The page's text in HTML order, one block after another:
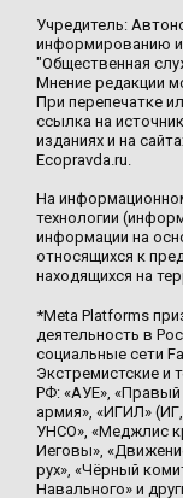
Учредитель:
информированию
"Общественная
Мнение редакции
При перепечатке
ссылка на
изданиях и на
Ecopravda.ru.
На
технологии
информации на
относящихся к
находящихся на
*Meta Platforms
деятельность в
социальные сети
Экстремистские и
РФ: «АУЕ», «Правый
армия», «ИГИЛ»
УНСО», «Меджлис
Иеговы»,
рух», «Чёрный
Навального» и